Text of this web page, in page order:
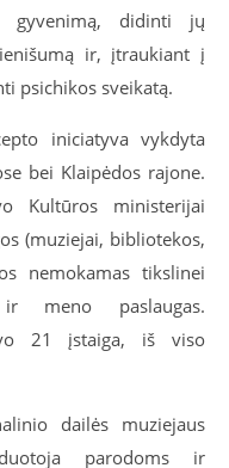
gyvenimą, didinti jų
ir, įtraukiant į
psichikos sveikatą.
iniciatyva vykdyta
bei Klaipėdos rajone.
Kultūros ministerijai
(muziejai, bibliotekos,
nemokamas tikslinei
meno paslaugas.
21 įstaiga, iš viso
dailės muziejaus
parodoms ir